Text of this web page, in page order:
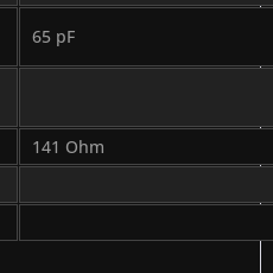
65 pF
141 Ohm